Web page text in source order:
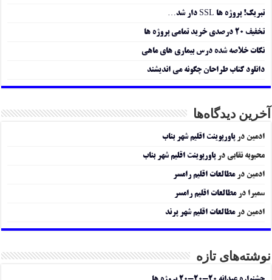
تبریک! پروژه ها SSL دار شد…
تخفیف ۲۰ درصدی خرید تمامی پروژه ها
نکات خلاصه شده درس بیماری های ماهی
دانلود کتاب طراحان چگونه می اندیشند
آخرین دیدگاه‌ها
ادمین درپاورپوینت اقلیم شهر بناب
محبوبه نقابی درپاورپوینت اقلیم شهر بناب
ادمین درمطالعات اقلیم رامسر
سمیرا درمطالعات اقلیم رامسر
ادمین درمطالعات اقلیم شهر پرند
نوشته‌های تازه